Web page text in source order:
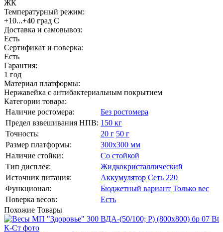
ЖК
Температурный режим:
+10...+40 град С
Доставка и самовывоз:
Есть
Сертификат и поверка:
Есть
Гарантия:
1 год
Материал платформы:
Нержавейка с антибактериальным покрытием
Категории товара:
Наличие ростомера:
Без ростомера
Предел взвешивания НПВ: 150 кг
Точность:
20 г 50 г
Размер платформы:
300х300 мм
Наличие стойки:
Со стойкой
Тип дисплея:
Жидкокристаллический
Источник питания:
Аккумулятор Сеть 220
Функционал:
Бюджетный вариант Только вес
Поверка весов:
Есть
Похожие Товары